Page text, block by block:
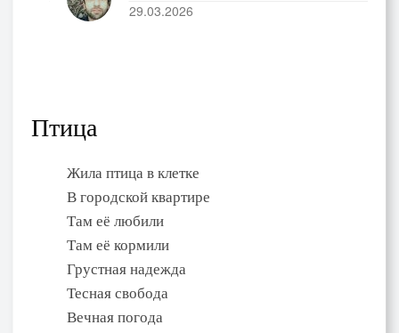
29.03.2026
Птица
Жила птица в клетке
В городской квартире
Там её любили
Там её кормили
Грустная надежда
Тесная свобода
Вечная погода